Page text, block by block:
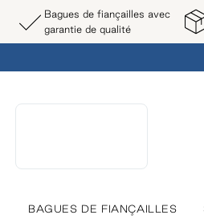
Bagues de fiançailles avec
garantie de qualité
BAGUES DE FIANÇAILLES